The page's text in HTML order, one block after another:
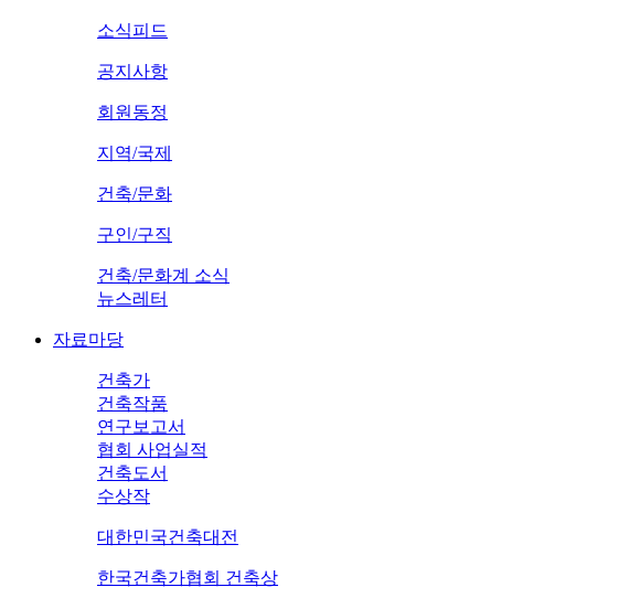
소식피드
공지사항
회원동정
지역/국제
건축/문화
구인/구직
건축/문화계 소식
뉴스레터
자료마당
건축가
건축작품
연구보고서
협회 사업실적
건축도서
수상작
대한민국건축대전
한국건축가협회 건축상